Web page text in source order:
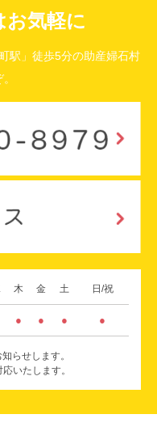
お気軽に
駅」徒歩5分の助産婦石村
木 金 土 日/祝
● ● ● ●
らせします。
いたします。